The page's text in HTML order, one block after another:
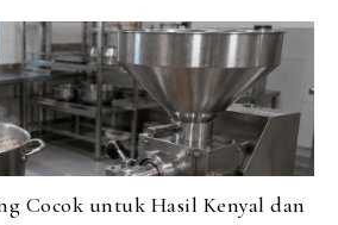
Cocok untuk Hasil Kenyal dan